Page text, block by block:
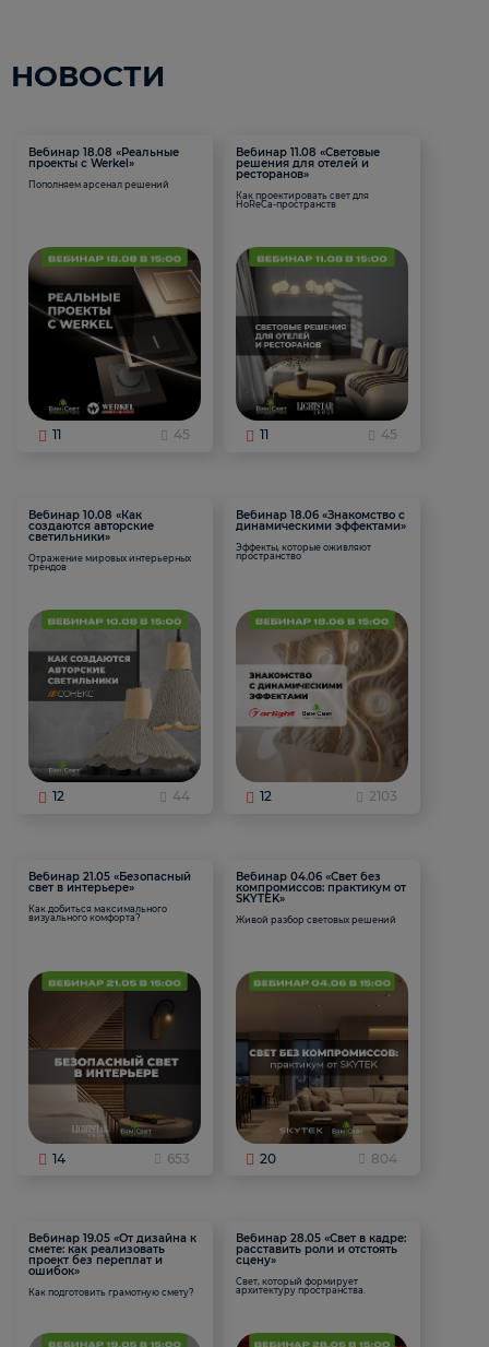
НОВОСТИ
Вебинар 18.08 «Реальные
проекты с Werkel»
Пополняем арсенал решений
11 45
Вебинар 11.08 «Световые
решения для отелей и
ресторанов»
Как проектировать свет для
HoReCa-пространств
11 45
Вебинар 10.08 «Как
создаются авторские
светильники»
Отражение мировых интерьерных
трендов
12 44
Вебинар 18.06 «Знакомство с
динамическими эффектами»
Эффекты, которые оживляют
пространство
12 2103
Вебинар 21.05 «Безопасный
свет в интерьере»
Как добиться максимального
визуального комфорта?
14 653
Вебинар 04.06 «Свет без
компромиссов: практикум от
SKYTEK»
Живой разбор световых решений
20 804
Вебинар 19.05 «От дизайна к
смете: как реализовать
проект без переплат и
ошибок»
Как подготовить грамотную смету?
Вебинар 28.05 «Свет в кадре:
расставить роли и отстоять
сцену»
Свет, который формирует
архитектуру пространства.